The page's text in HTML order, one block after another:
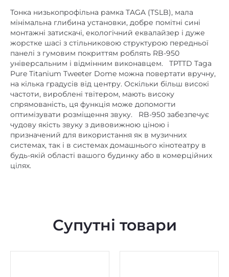
Потужність колонок, Вт 110
Потужність сабвуфера, Вт немає
AirPlay немає
Bluetooth немає
DLNA немає
Ethernet немає
mini Jack 3,5 mm немає
NFC немає
TWS (бездротове стерео)
USB роз'єм
Вбудований FM-приймач немає
Вбудований аудіоплеєр немає
Тонка низькопрофільна рамка TAGA (TSLB), мала
мінімальна глибина установки, добре помітні сині
монтажні затискачі, екологічний еквалайзер і дуже
жорстке шасі з стільниковою структурою передньої
панелі з гумовим покриттям роблять RB-950
універсальним і відмінним виконавцем. TPTTD Taga
Pure Titanium Tweeter Dome можна повертати вручну,
на кілька градусів від центру. Оскільки більш високі
частоти, вироблені твітером, мають високу
спрямованість, ця функція може допомогти
оптимізувати розміщення звуку. RB-950 забезпечує
чудову якість звуку з дивовижною ціною і
призначений для використання як в музичних
системах, так і в системах домашнього кінотеатру в
будь-якій області вашого будинку або в комерційних
цілях.
Супутні товари